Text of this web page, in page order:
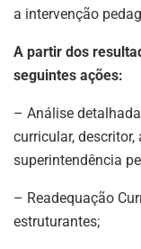
a intervenção
A partir dos
seguintes ações:
– Análise
curricular, descritor,
superintendência
– Readequação
estruturantes;